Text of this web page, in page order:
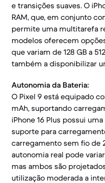
e transições suaves. O
RAM, que, em conjunto
permite uma multitarefa
modelos oferecem
que variam de 128 GB a
também a disponibilizar
Autonomia da Bateria:
O Pixel 9 está equipado
mAh, suportando
iPhone 16 Plus possui
suporte para
carregamento sem fio de
autonomia real pode
mas ambos são
utilização moderada a